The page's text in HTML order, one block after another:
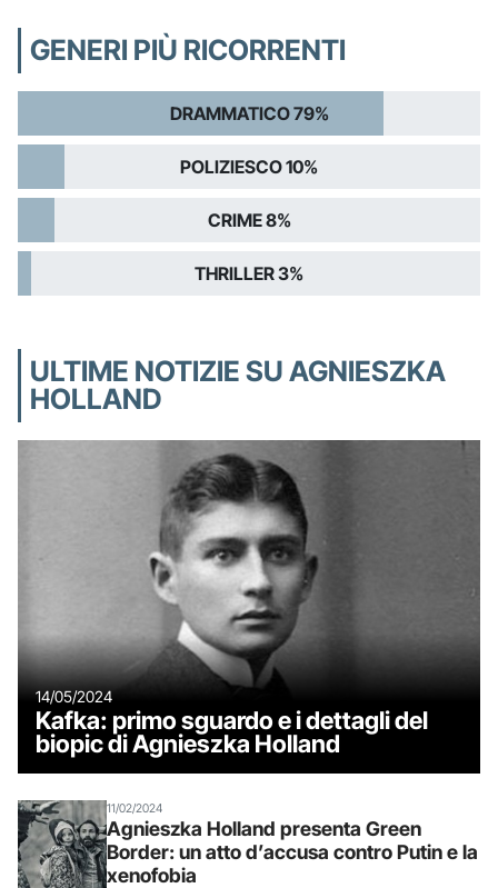
GENERI PIÙ RICORRENTI
DRAMMATICO 79%
POLIZIESCO 10%
CRIME 8%
THRILLER 3%
ULTIME NOTIZIE SU AGNIESZKA
HOLLAND
14/05/2024
Kafka: primo sguardo e i dettagli del
biopic di Agnieszka Holland
11/02/2024
Agnieszka Holland presenta Green
Border: un atto d’accusa contro Putin e la
xenofobia